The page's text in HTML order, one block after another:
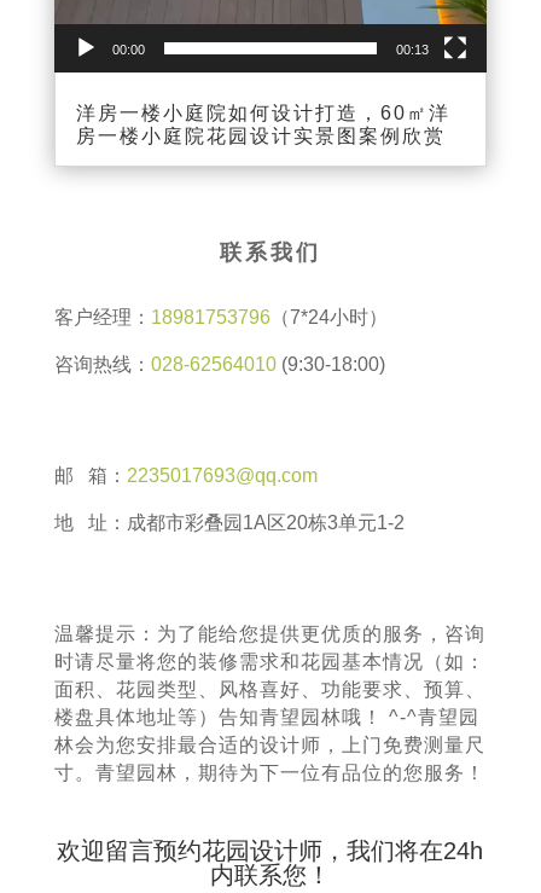
00:00 00:13
洋房一楼小庭院如何设计打造，60㎡洋
房一楼小庭院花园设计实景图案例欣赏
联系我们
客户经理： 18981753796（7*24小时）
咨询热线： 028-62564010(9:30-18:00)
邮 箱： 2235017693@qq.com
地 址：成都市彩叠园1A区20栋3单元1-2
温馨提示：为了能给您提供更优质的服务，咨询
时请尽量将您的装修需求和花园基本情况（如：
面积、花园类型、风格喜好、功能要求、预算、
楼盘具体地址等）告知青望园林哦！ ^-^青望园
林会为您安排最合适的设计师，上门免费测量尺
寸。青望园林，期待为下一位有品位的您服务！
欢迎留言预约花园设计师，我们将在24h
内联系您！